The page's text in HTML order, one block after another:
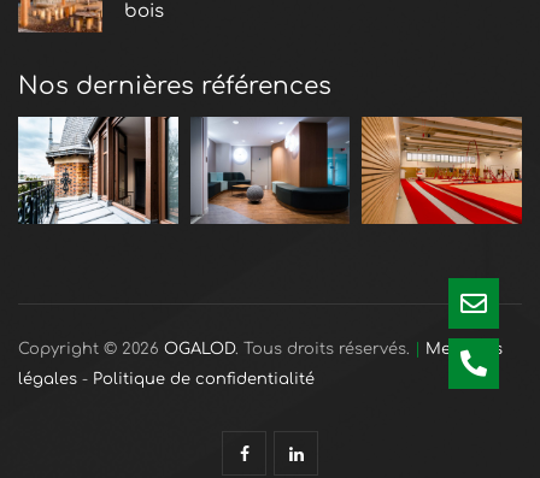
bois
Nos dernières références
Copyright © 2026 OGALOD. Tous droits réservés.
Mentions
légales - Politique de confidentialité